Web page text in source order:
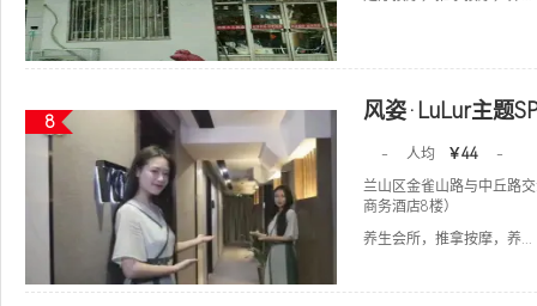
8 风姿·LuLur主题
- 人均 ￥44
-
兰山区金雀山路与中丘路
商务酒店8楼）
养生会所，推拿按摩，养...